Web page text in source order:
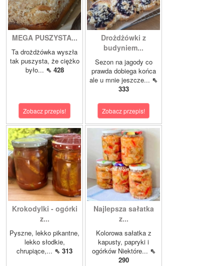
MEGA PUSZYSTA...
Ta drożdżówka wyszła
tak puszysta, że ciężko
było... ⇖ 428
Zobacz przepis!
Drożdżówki z
budyniem...
Sezon na jagody co
prawda dobiega końca
ale u mnie jeszcze... ⇖
333
Zobacz przepis!
Krokodylki - ogórki
z...
Pyszne, lekko pikantne,
lekko słodkie,
chrupiące,... ⇖ 313
Najlepsza sałatka
z...
Kolorowa sałatka z
kapusty, papryki i
ogórków Niektóre... ⇖
290